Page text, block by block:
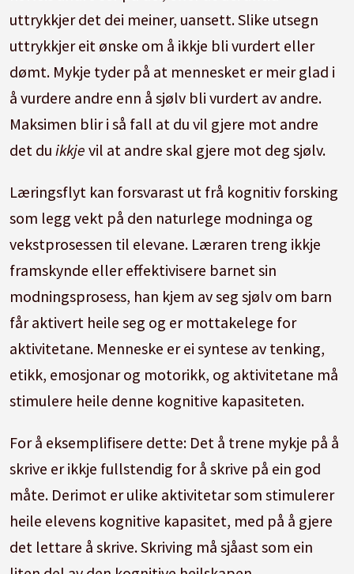
uttrykkjer det dei meiner, uansett. Slike utsegn
uttrykkjer eit ønske om å ikkje bli vurdert eller
dømt. Mykje tyder på at mennesket er meir glad i
å vurdere andre enn å sjølv bli vurdert av andre.
Maksimen blir i så fall at du vil gjere mot andre
det duikkje vil at andre skal gjere mot deg sjølv.
Læringsflyt kan forsvarast ut frå kognitiv forsking
som legg vekt på den naturlege modninga og
vekstprosessen til elevane. Læraren treng ikkje
framskynde eller effektivisere barnet sin
modningsprosess, han kjem av seg sjølv om barn
får aktivert heile seg og er mottakelege for
aktivitetane. Menneske er ei syntese av tenking,
etikk, emosjonar og motorikk, og aktivitetane må
stimulere heile denne kognitive kapasiteten.
For å eksemplifisere dette: Det å trene mykje på å
skrive er ikkje fullstendig for å skrive på ein god
måte. Derimot er ulike aktivitetar som stimulerer
heile elevens kognitive kapasitet, med på å gjere
det lettare å skrive. Skriving må sjåast som ein